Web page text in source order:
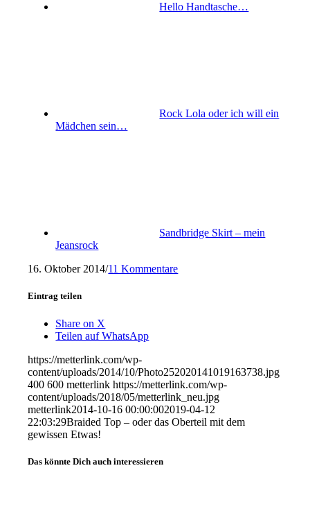
Hello Handtasche…
Rock Lola oder ich will ein
Mädchen sein…
Sandbridge Skirt – mein
Jeansrock
16. Oktober 2014/11 Kommentare
Eintrag teilen
Share on X
Teilen auf WhatsApp
https://metterlink.com/wp-
content/uploads/2014/10/Photo252020141019163738.jpg
400 600 metterlink https://metterlink.com/wp-
content/uploads/2018/05/metterlink_neu.jpg
metterlink2014-10-16 00:00:002019-04-12
22:03:29Braided Top – oder das Oberteil mit dem
gewissen Etwas!
Das könnte Dich auch interessieren